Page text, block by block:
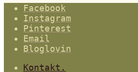
Facebook
Instagram
Pinterest
Email
Bloglovin
Kontakt.